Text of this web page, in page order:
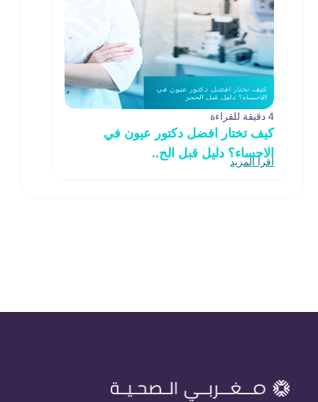
4 دقيقة للقراءة
كيف تختار افضل دكتور عيون في
الاحساء؟ دليل قبل الح..
اقرأ المزيد